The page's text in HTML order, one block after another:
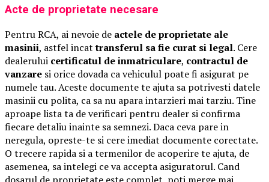
Acte de proprietate necesare
Pentru RCA, ai nevoie de actele de proprietate ale
masinii, astfel incattransferul sa fie curat si legal. Cere
dealerului certificatul de inmatriculare, contractul de
vanzare si orice dovada ca vehiculul poate fi asigurat pe
numele tau. Aceste documente te ajuta sa potrivesti datele
masinii cu polita, ca sa nu apara intarzieri mai tarziu. Tine
aproape lista ta de verificari pentru dealer si confirma
fiecare detaliu inainte sa semnezi. Daca ceva pare in
neregula, opreste-te si cere imediat documente corectate.
O trecere rapida si a termenilor de acoperire te ajuta, de
asemenea, sa intelegi ce va accepta asiguratorul. Cand